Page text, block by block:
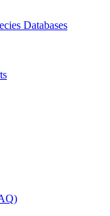
Databases